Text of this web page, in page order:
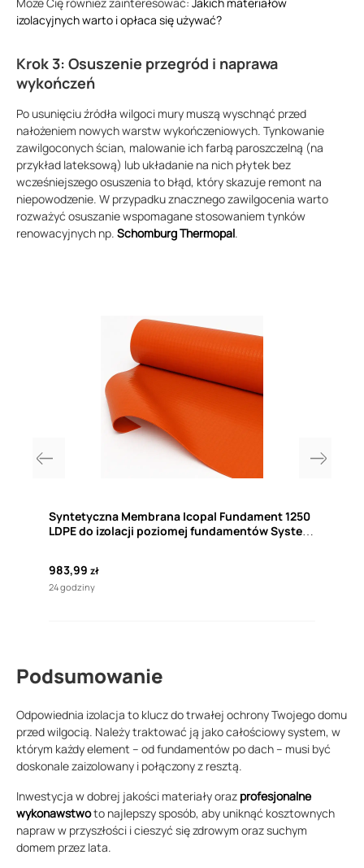
izolacyjnych warto i opłaca się używać?
Krok 3: Osuszenie przegród i naprawa
wykończeń
Po usunięciu źródła wilgoci mury muszą wyschnąć przed
nałożeniem nowych warstw wykończeniowych. Tynkowanie
zawilgoconych ścian, malowanie ich farbą paroszczelną (na
przykład lateksową) lub układanie na nich płytek bez
wcześniejszego osuszenia to błąd, który skazuje remont na
niepowodzenie. W przypadku znacznego zawilgocenia warto
rozważyć osuszanie wspomagane stosowaniem tynków
renowacyjnych np. Schomburg Thermopal.
Syntetyczna Membrana Icopal Fundament 1250
LDPE do izolacji poziomej fundamentów System
983,99 zł
24 godziny
Podsumowanie
Odpowiednia izolacja to klucz do trwałej ochrony Twojego domu
przed wilgocią. Należy traktować ją jako całościowy system, w
którym każdy element – od fundamentów po dach – musi być
doskonale zaizolowany i połączony z resztą.
Inwestycja w dobrej jakości materiały oraz profesjonalne
wykonawstwoto najlepszy sposób, aby uniknąć kosztownych
napraw w przyszłości i cieszyć się zdrowym oraz suchym
domem przez lata.